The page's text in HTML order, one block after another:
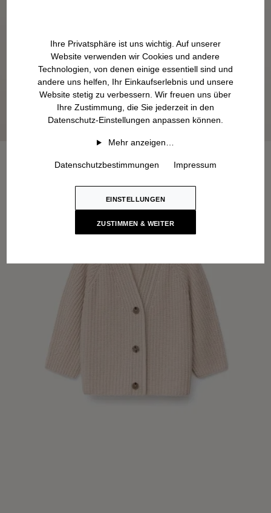
Ihre Privatsphäre ist uns wichtig. Auf unserer
Website verwenden wir Cookies und andere
Technologien, von denen einige essentiell sind und
andere uns helfen, Ihr Einkaufserlebnis und unsere
Website stetig zu verbessern. Wir freuen uns über
Ihre Zustimmung, die Sie jederzeit in den
Datenschutz-Einstellungen anpassen können.
Mehr anzeigen…
Datenschutzbestimmungen Impressum
EINSTELLUNGEN
ZUSTIMMEN & WEITER